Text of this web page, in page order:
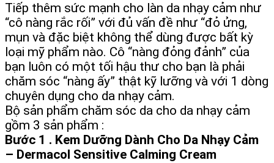
Tiếp thêm sức mạnh cho làn da nhạy cảm như
“cô nàng rắc rối” với đủ vấn đề như “đỏ ửng,
mụn và đặc biệt không thể dùng được bất kỳ
loại mỹ phẩm nào. Cô “nàng đỏng đảnh” của
bạn luôn có một tối hậu thư cho bạn là phải
chăm sóc “nàng ấy” thật kỹ lưỡng và với 1 dòng
chuyên dụng cho da nhạy cảm.
Bộ sản phẩm chăm sóc da cho da nhạy cảm
gồm 3 sản phẩm :
Bước 1 . Kem Dưỡng Dành Cho Da Nhạy Cảm
– Dermacol Sensitive Calming Cream